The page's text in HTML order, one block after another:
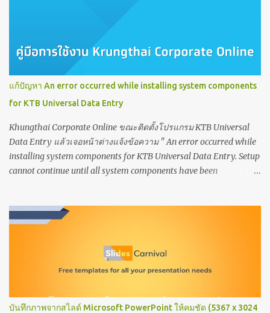
แก้ปัญหา An error occurred while installing system components
for KTB Universal Data Entry
Khungthai Corporate Online ขณะติดตั้งโปรแกรม KTB Universal
Data Entry แล้วเจอหน้าต่างแจ้งข้อความ " An error occurred while
installing system components for KTB Universal Data Entry. Setup
cannot continue until all system components have been
เมื่อกด Install แล้วเจอหน้าต่าง error ตามภาพ ให้แก้ไขตามภาพต่อไป
ค่ะ ขั้นตอนสุดท้ายคลิกเลือกเปิดใช้งาน .NET Framework 3.5
(includes .NET2.0 and 3.0) ค่ะ ลิงค์ที่เกี่ยวข้อง เรียนออนไลน์กับ
https://www.tassarin2u.com/2020/03/coursera.html สิ่งที่ควรรู้
https://www.tassarin2u.com/2021/03/blog-post.html 3 การตั้งค่า
บันทึกภาพจากสไลด์ Microsoft PowerPoint ให้คมชัด (5367 x 3024